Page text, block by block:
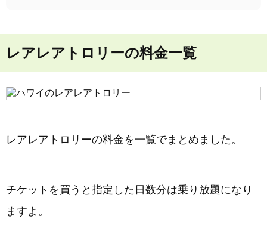
レアレアトロリーの料金一覧
レアレアトロリーの料金を一覧でまとめました。
チケットを買うと指定した日数分は乗り放題になり
ますよ。